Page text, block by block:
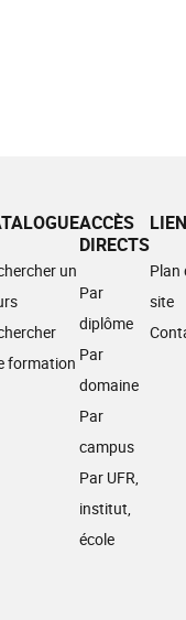
un
formation
ACCÈS
DIRECTS
Par
diplôme
Par
domaine
Par
campus
Par UFR,
institut,
école
Plan
site